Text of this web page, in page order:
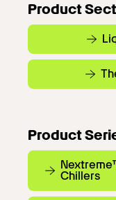
Product
Product
Chillers